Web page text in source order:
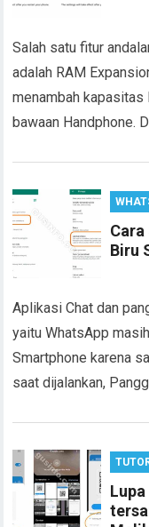
Salah satu fitur
adalah RAM
menambah kapasitas
bawaan Handphone.
Biru
Aplikasi Chat dan
yaitu WhatsApp
Smartphone karena
saat dijalankan,